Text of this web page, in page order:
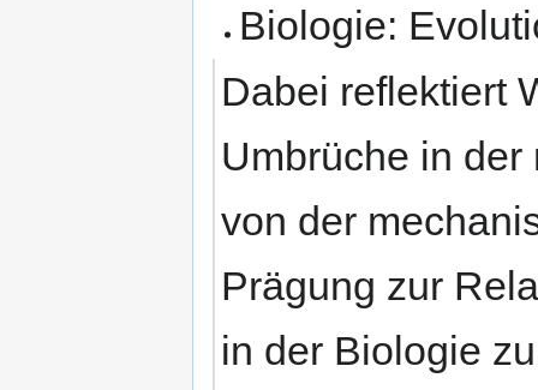
Biologie:
Dabei reflektiert
Umbrüche in
von der
Prägung zur
in der Biologie